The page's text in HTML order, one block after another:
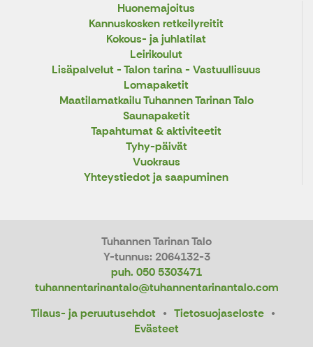
Huonemajoitus
Kannuskosken retkeilyreitit
Kokous- ja juhlatilat
Leirikoulut
Lisäpalvelut - Talon tarina - Vastuullisuus
Lomapaketit
Maatilamatkailu Tuhannen Tarinan Talo
Saunapaketit
Tapahtumat & aktiviteetit
Tyhy-päivät
Vuokraus
Yhteystiedot ja saapuminen
Tuhannen Tarinan Talo
Y-tunnus: 2064132-3
puh. 050 5303471
tuhannentarinantalo@tuhannentarinantalo.com
Tilaus- ja peruutusehdot
Tietosuojaseloste
Evästeet